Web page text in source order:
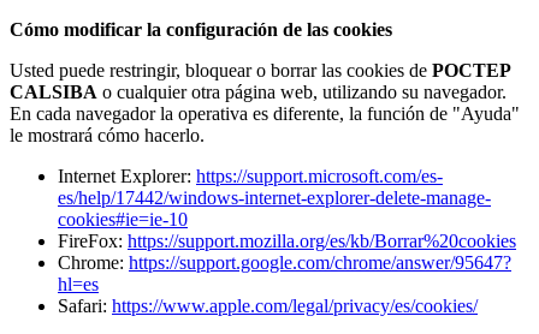
Cómo modificar la configuración de las cookies
Usted puede restringir, bloquear o borrar las cookies de POCTEP
CALSIBA o cualquier otra página web, utilizando su navegador.
En cada navegador la operativa es diferente, la función de "Ayuda"
le mostrará cómo hacerlo.
Internet Explorer: https://support.microsoft.com/es-
es/help/17442/windows-internet-explorer-delete-manage-
cookies#ie=ie-10
FireFox: https://support.mozilla.org/es/kb/Borrar%20cookies
Chrome: https://support.google.com/chrome/answer/95647?
hl=es
Safari: https://www.apple.com/legal/privacy/es/cookies/